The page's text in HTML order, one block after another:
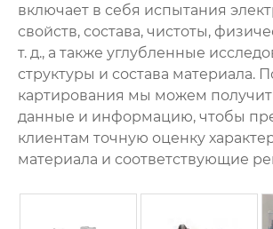
включает в себя испытания
свойств, состава, чистоты,
т. д., а также углубленные
структуры и состава материала.
картирования мы можем
данные и информацию, чтобы
клиентам точную оценку
материала и соответствующие